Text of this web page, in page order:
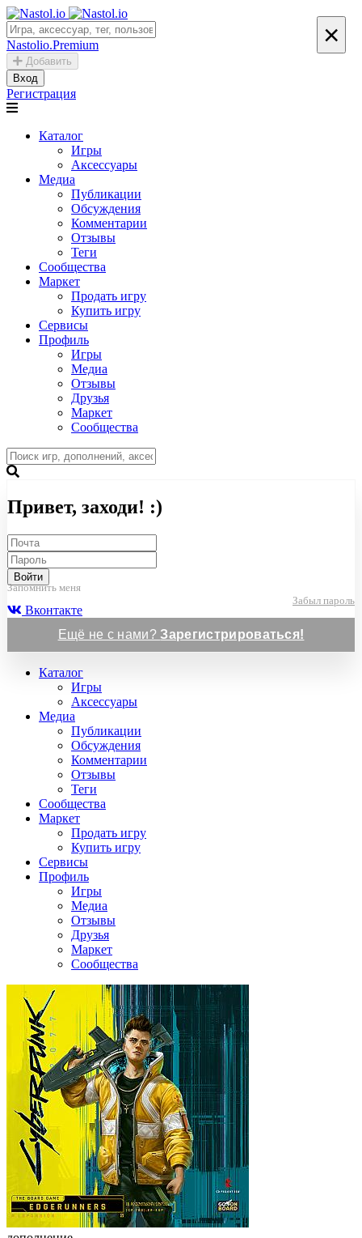
Nastolio.Premium
Добавить
Вход
Регистрация
Каталог
Игры
Аксессуары
Медиа
Публикации
Обсуждения
Комментарии
Отзывы
Теги
Сообщества
Маркет
Продать игру
Купить игру
Сервисы
Профиль
Игры
Медиа
Отзывы
Друзья
Маркет
Сообщества
×
Привет, заходи! :)
Войти
Запомнить меня
Забыл пароль
Вконтакте
Ещё не с нами?Зарегистрироваться!
Каталог
Игры
Аксессуары
Медиа
Публикации
Обсуждения
Комментарии
Отзывы
Теги
Сообщества
Маркет
Продать игру
Купить игру
Сервисы
Профиль
Игры
Медиа
Отзывы
Друзья
Маркет
Сообщества